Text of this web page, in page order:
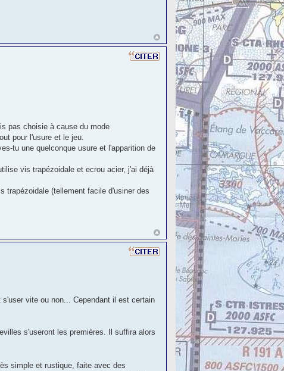
pas choisie à cause du mode
pour l'usure et le jeu.
tu une quelconque usure et l'apparition de
vis trapézoidale et ecrou acier, j'ai déjà
trapézoidale (tellement facile d'usiner des
vite ou non... Cependant il est certain
s'useront les premières. Il suffira alors
simple et rustique, faite avec des